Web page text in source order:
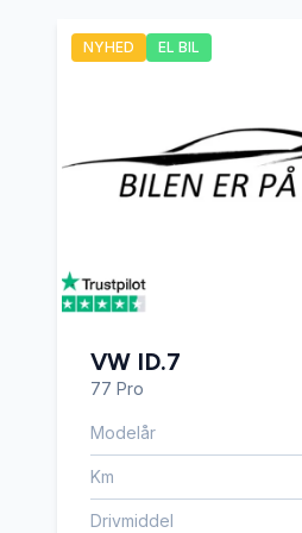
bagagerumsdækken
el-indstillelige forsæder
el-klapbare sidespejle
NYHED EL BIL
VW ID.7
77 Pro
Modelår
Km
Drivmiddel